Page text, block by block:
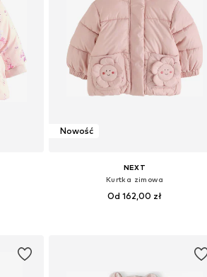
Nowość
NEXT
Kurtka zimowa
Od 162,00 zł